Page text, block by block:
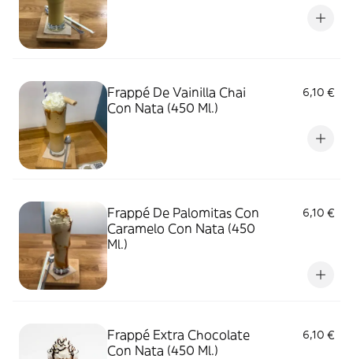
Frappé De Vainilla Chai
Con Nata (450 Ml.)
6,10 €
Frappé De Palomitas Con
Caramelo Con Nata (450
Ml.)
6,10 €
Frappé Extra Chocolate
Con Nata (450 Ml.)
6,10 €